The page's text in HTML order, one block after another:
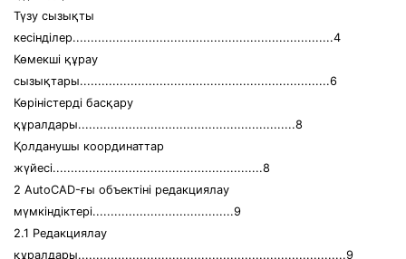
Түзу сызықты
кесінділер........................................................................4
Көмекші құрау
сызықтары.....................................................................6
Көріністерді басқару
құралдары............................................................8
Қолданушы координаттар
жүйесі..........................................................8
2 AutoCAD-ғы объектіні редакциялау
мүмкіндіктері.......................................9
2.1 Редакциялау
құралдары..........................................................................9